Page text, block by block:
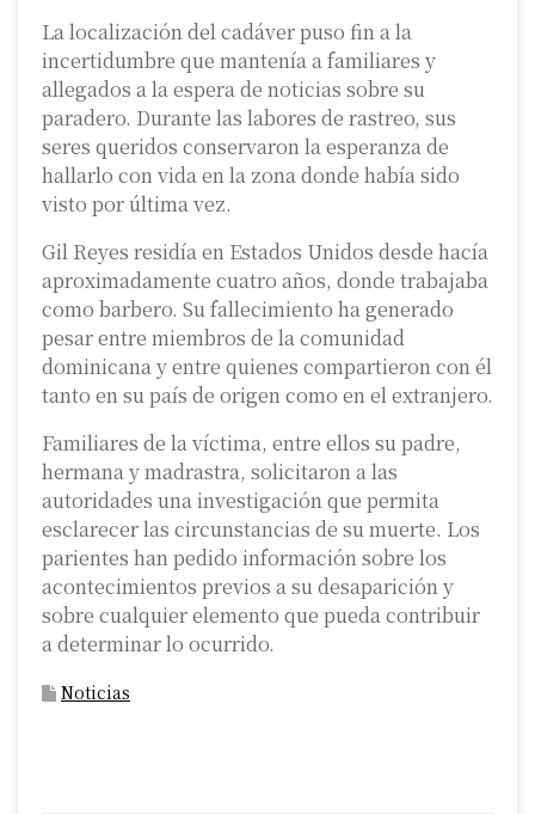
La localización del cadáver puso fin a la
incertidumbre que mantenía a familiares y
allegados a la espera de noticias sobre su
paradero. Durante las labores de rastreo, sus
seres queridos conservaron la esperanza de
hallarlo con vida en la zona donde había sido
visto por última vez.
Gil Reyes residía en Estados Unidos desde hacía
aproximadamente cuatro años, donde trabajaba
como barbero. Su fallecimiento ha generado
pesar entre miembros de la comunidad
dominicana y entre quienes compartieron con él
tanto en su país de origen como en el extranjero.
Familiares de la víctima, entre ellos su padre,
hermana y madrastra, solicitaron a las
autoridades una investigación que permita
esclarecer las circunstancias de su muerte. Los
parientes han pedido información sobre los
acontecimientos previos a su desaparición y
sobre cualquier elemento que pueda contribuir
a determinar lo ocurrido.
Noticias